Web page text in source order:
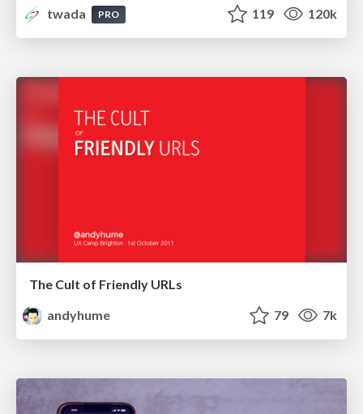
twada
PRO 119 120k
The Cult of Friendly URLs
andyhume
79 7k